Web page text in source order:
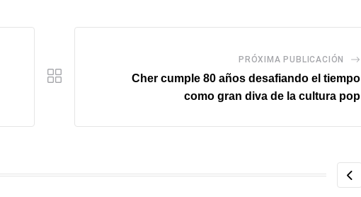
PRÓXIMA PUBLICACIÓN
Cher cumple 80 años desafiando el tiempo
como gran diva de la cultura pop